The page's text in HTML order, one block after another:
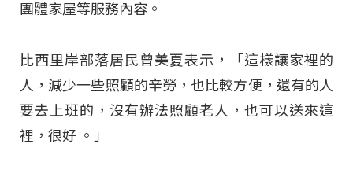
團體家屋等服務內容。
比西里岸部落居民曾美夏表示，「這樣讓家裡的
人，減少一些照顧的辛勞，也比較方便，還有的人
要去上班的，沒有辦法照顧老人，也可以送來這
裡，很好 。」